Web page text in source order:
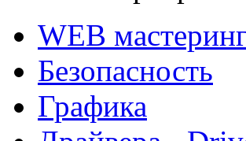
WEB
Безопасность
Графика